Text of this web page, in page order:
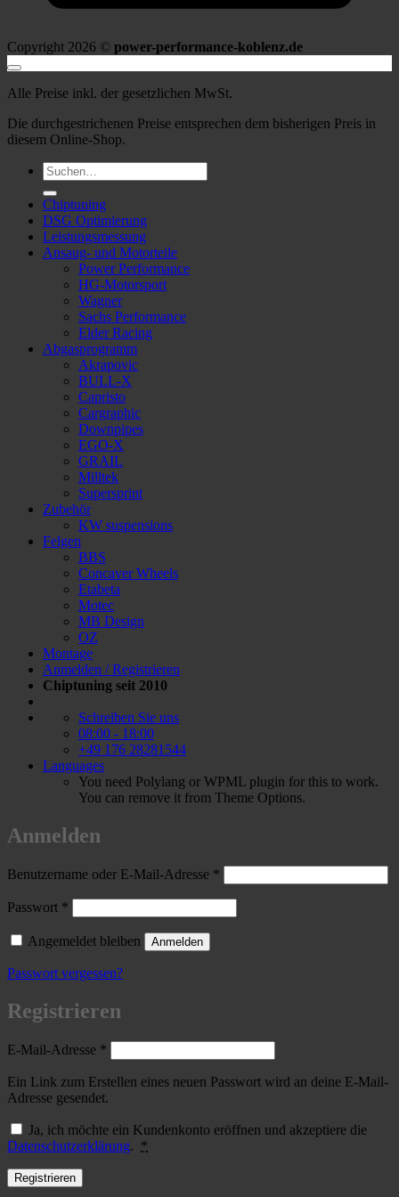
Copyright 2026 © power-performance-koblenz.de
Alle Preise inkl. der gesetzlichen MwSt.
Die durchgestrichenen Preise entsprechen dem bisherigen Preis in
diesem Online-Shop.
Suche
nach:
Chiptuning
DSG Optimierung
Leistungsmessung
Ansaug- und Motorteile
Power Performance
HG-Motorsport
Wagner
Sachs Performance
Elder Racing
Abgasprogramm
Akrapovic
BULL-X
Capristo
Cargraphic
Downpipes
EGO-X
GRAIL
Milltek
Supersprint
Zubehör
KW suspensions
Felgen
BBS
Concaver Wheels
Etabeta
Motec
MB Design
OZ
Montage
Anmelden / Registrieren
Chiptuning seit 2010
Schreiben Sie uns
08:00 - 18:00
+49 176 28281544
Languages
You need Polylang or WPML plugin for this to work.
You can remove it from Theme Options.
Anmelden
Benutzername oder E-Mail-Adresse *
Passwort *
Angemeldet bleiben Anmelden
Passwort vergessen?
Registrieren
E-Mail-Adresse *
Ein Link zum Erstellen eines neuen Passwort wird an deine E-Mail-
Adresse gesendet.
Ja, ich möchte ein Kundenkonto eröffnen und akzeptiere die
Datenschutzerklärung. *
Registrieren